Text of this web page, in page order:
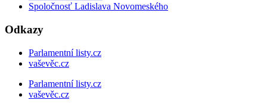
Spoločnosť Ladislava Novomeského
Odkazy
Parlamentní listy.cz
vaševěc.cz
Parlamentní listy.cz
vaševěc.cz